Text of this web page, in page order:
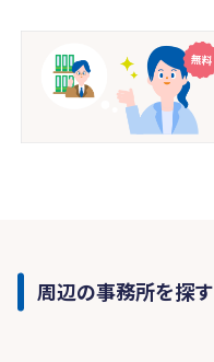
周辺の事務所を探す